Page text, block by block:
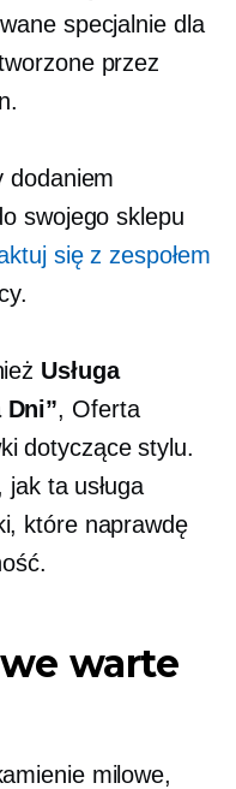
specjalnie dla
przez
dodaniem
swojego sklepu
się z zespołem
Usługa
, Oferta
dotyczące stylu.
ta usługa
które naprawdę
warte
milowe,